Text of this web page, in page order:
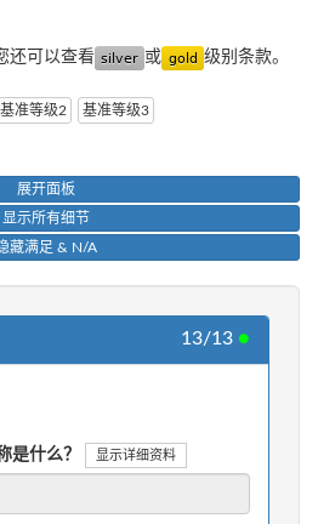
还可以查看 或 级别条款。
基准等级2 基准等级3
展开面板
显示所有细节
藏满足 & N/A
13/13 ●
是什么？ 显示详细资料